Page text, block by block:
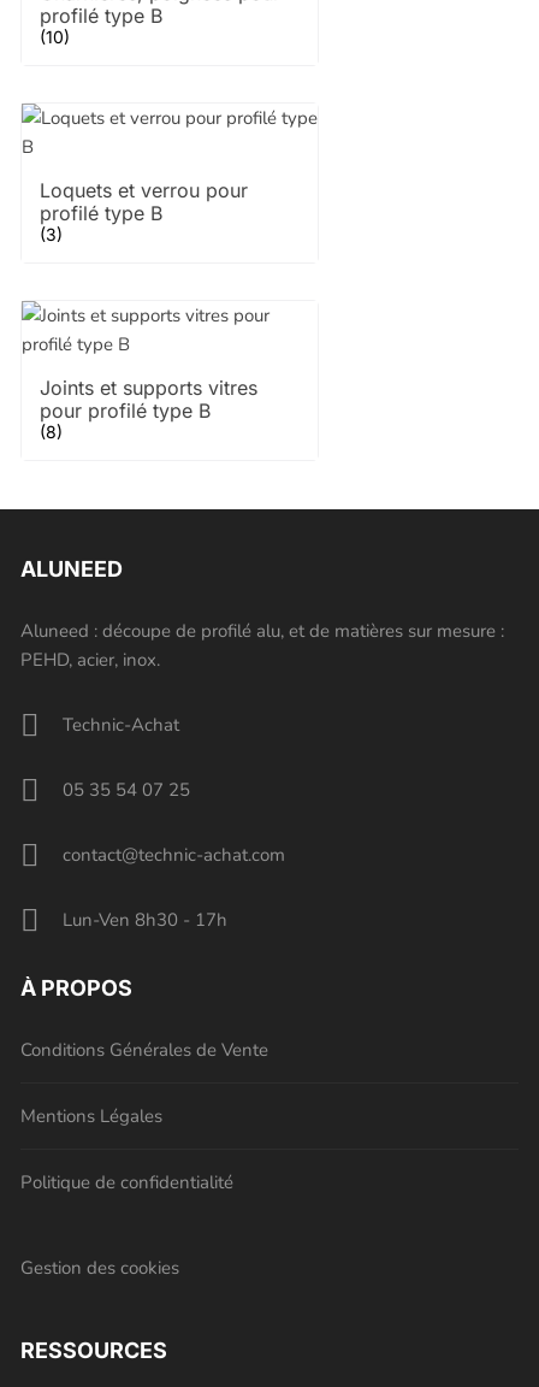
profilé type B
(10)
Loquets et verrou pour
profilé type B
(3)
Joints et supports vitres
pour profilé type B
(8)
ALUNEED
Aluneed : découpe de profilé alu, et de matières sur mesure :
PEHD, acier, inox.
Technic-Achat
05 35 54 07 25
contact@technic-achat.com
Lun-Ven 8h30 - 17h
À PROPOS
Conditions Générales de Vente
Mentions Légales
Politique de confidentialité
Gestion des cookies
RESSOURCES